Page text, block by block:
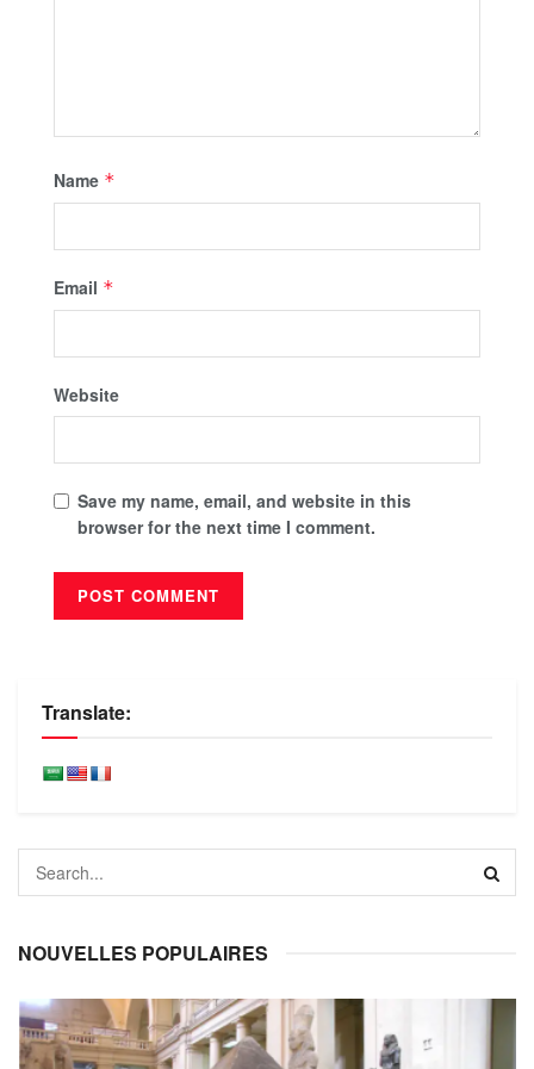
Name *
Email *
Website
Save my name, email, and website in this
browser for the next time I comment.
Translate:
NOUVELLES POPULAIRES